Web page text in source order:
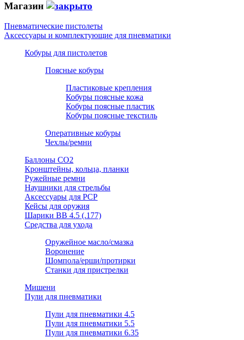
Магазин
Пневматические пистолеты
Аксессуары и комплектующие для пневматики
Кобуры для пистолетов
Поясные кобуры
Пластиковые крепления
Кобуры поясные кожа
Кобуры поясные пластик
Кобуры поясные текстиль
Оперативные кобуры
Чехлы/ремни
Баллоны СО2
Кронштейны, кольца, планки
Ружейные ремни
Наушники для стрельбы
Аксессуары для PCP
Кейсы для оружия
Шарики ВВ 4.5 (.177)
Средства для ухода
Оружейное масло/смазка
Воронение
Шомпола/ерши/протирки
Станки для пристрелки
Мишени
Пули для пневматики
Пули для пневматики 4.5
Пули для пневматики 5.5
Пули для пневматики 6.35